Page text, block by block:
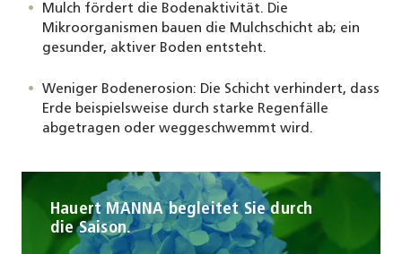
Mulch fördert die Bodenaktivität. Die
Mikroorganismen bauen die Mulchschicht ab; ein
gesunder, aktiver Boden entsteht.
Weniger Bodenerosion: Die Schicht verhindert, dass
Erde beispielsweise durch starke Regenfälle
abgetragen oder weggeschwemmt wird.
Hauert MANNA begleitet Sie durch
die Saison.